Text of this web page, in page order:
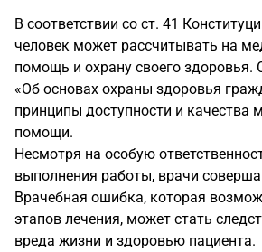
В соответствии со ст. 41
человек может рассчитывать на
помощь и охрану своего здоровья.
«Об основах охраны здоровья
принципы доступности и качества
помощи.
Несмотря на особую
выполнения работы, врачи
Врачебная ошибка, которая
этапов лечения, может стать
вреда жизни и здоровью пациента.